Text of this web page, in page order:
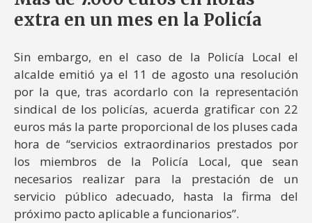
extra en un mes en la Policía
Sin embargo, en el caso de la Policía Local el
alcalde emitió ya el 11 de agosto una resolución
por la que, tras acordarlo con la representación
sindical de los policías, acuerda gratificar con 22
euros más la parte proporcional de los pluses cada
hora de “servicios extraordinarios prestados por
los miembros de la Policía Local, que sean
necesarios realizar para la prestación de un
servicio público adecuado, hasta la firma del
próximo pacto aplicable a funcionarios”.